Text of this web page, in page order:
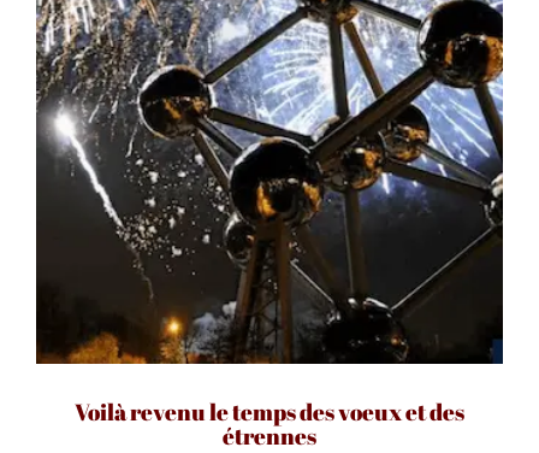
Voilà revenu le temps des voeux et des
étrennes